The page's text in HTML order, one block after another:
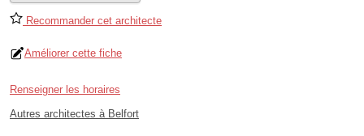
Recommander cet architecte
Améliorer cette fiche
Renseigner les horaires
Autres architectes à Belfort